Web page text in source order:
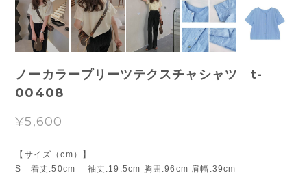
ノーカラープリーツテクスチャシャツ t-
00408
¥5,600
【サイズ（cm）】
S 着丈:50cm 袖丈:19.5cm 胸囲:96cm 肩幅:39cm